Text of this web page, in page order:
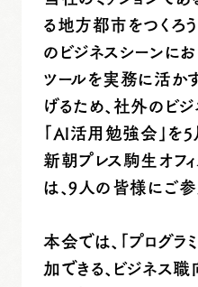
る地方都市をつくろ
のビジネスシーンに
ツールを実務に活か
げるため、社外のビ
「AI活用勉強会」を5
新朝プレス駒生オフ
は、9人の皆様にご参
本会では、「プログ
加できる、ビジネス